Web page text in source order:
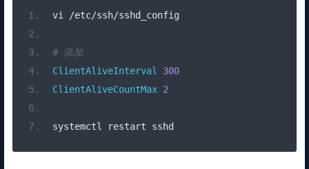
vi /etc/ssh/sshd_config
# 添加
ClientAliveInterval
300
ClientAliveCountMax 2
systemctl restart sshd